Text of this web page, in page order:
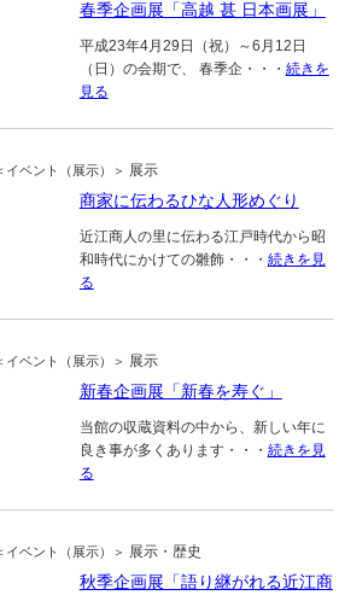
春季企画展「高越 甚 日本画展」
平成23年4月29日（祝）～6月12日
（日）の会期で、 春季企・・・ 続きを
見る
イベント（展示）＞ 展示
商家に伝わるひな人形めぐり
近江商人の里に伝わる江戸時代から昭
和時代にかけての雛飾・・・ 続きを見
る
イベント（展示）＞ 展示
新春企画展「新春を寿ぐ」
当館の収蔵資料の中から、新しい年に
良き事が多くあります・・・ 続きを見
る
イベント（展示）＞ 展示・歴史
秋季企画展「語り継がれる近江商